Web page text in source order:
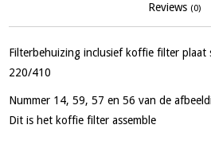
Reviews (0)
Filterbehuizing inclusief koffie filter plaat
220/410
Nummer 14, 59, 57 en 56 van de
Dit is het koffie filter assemble